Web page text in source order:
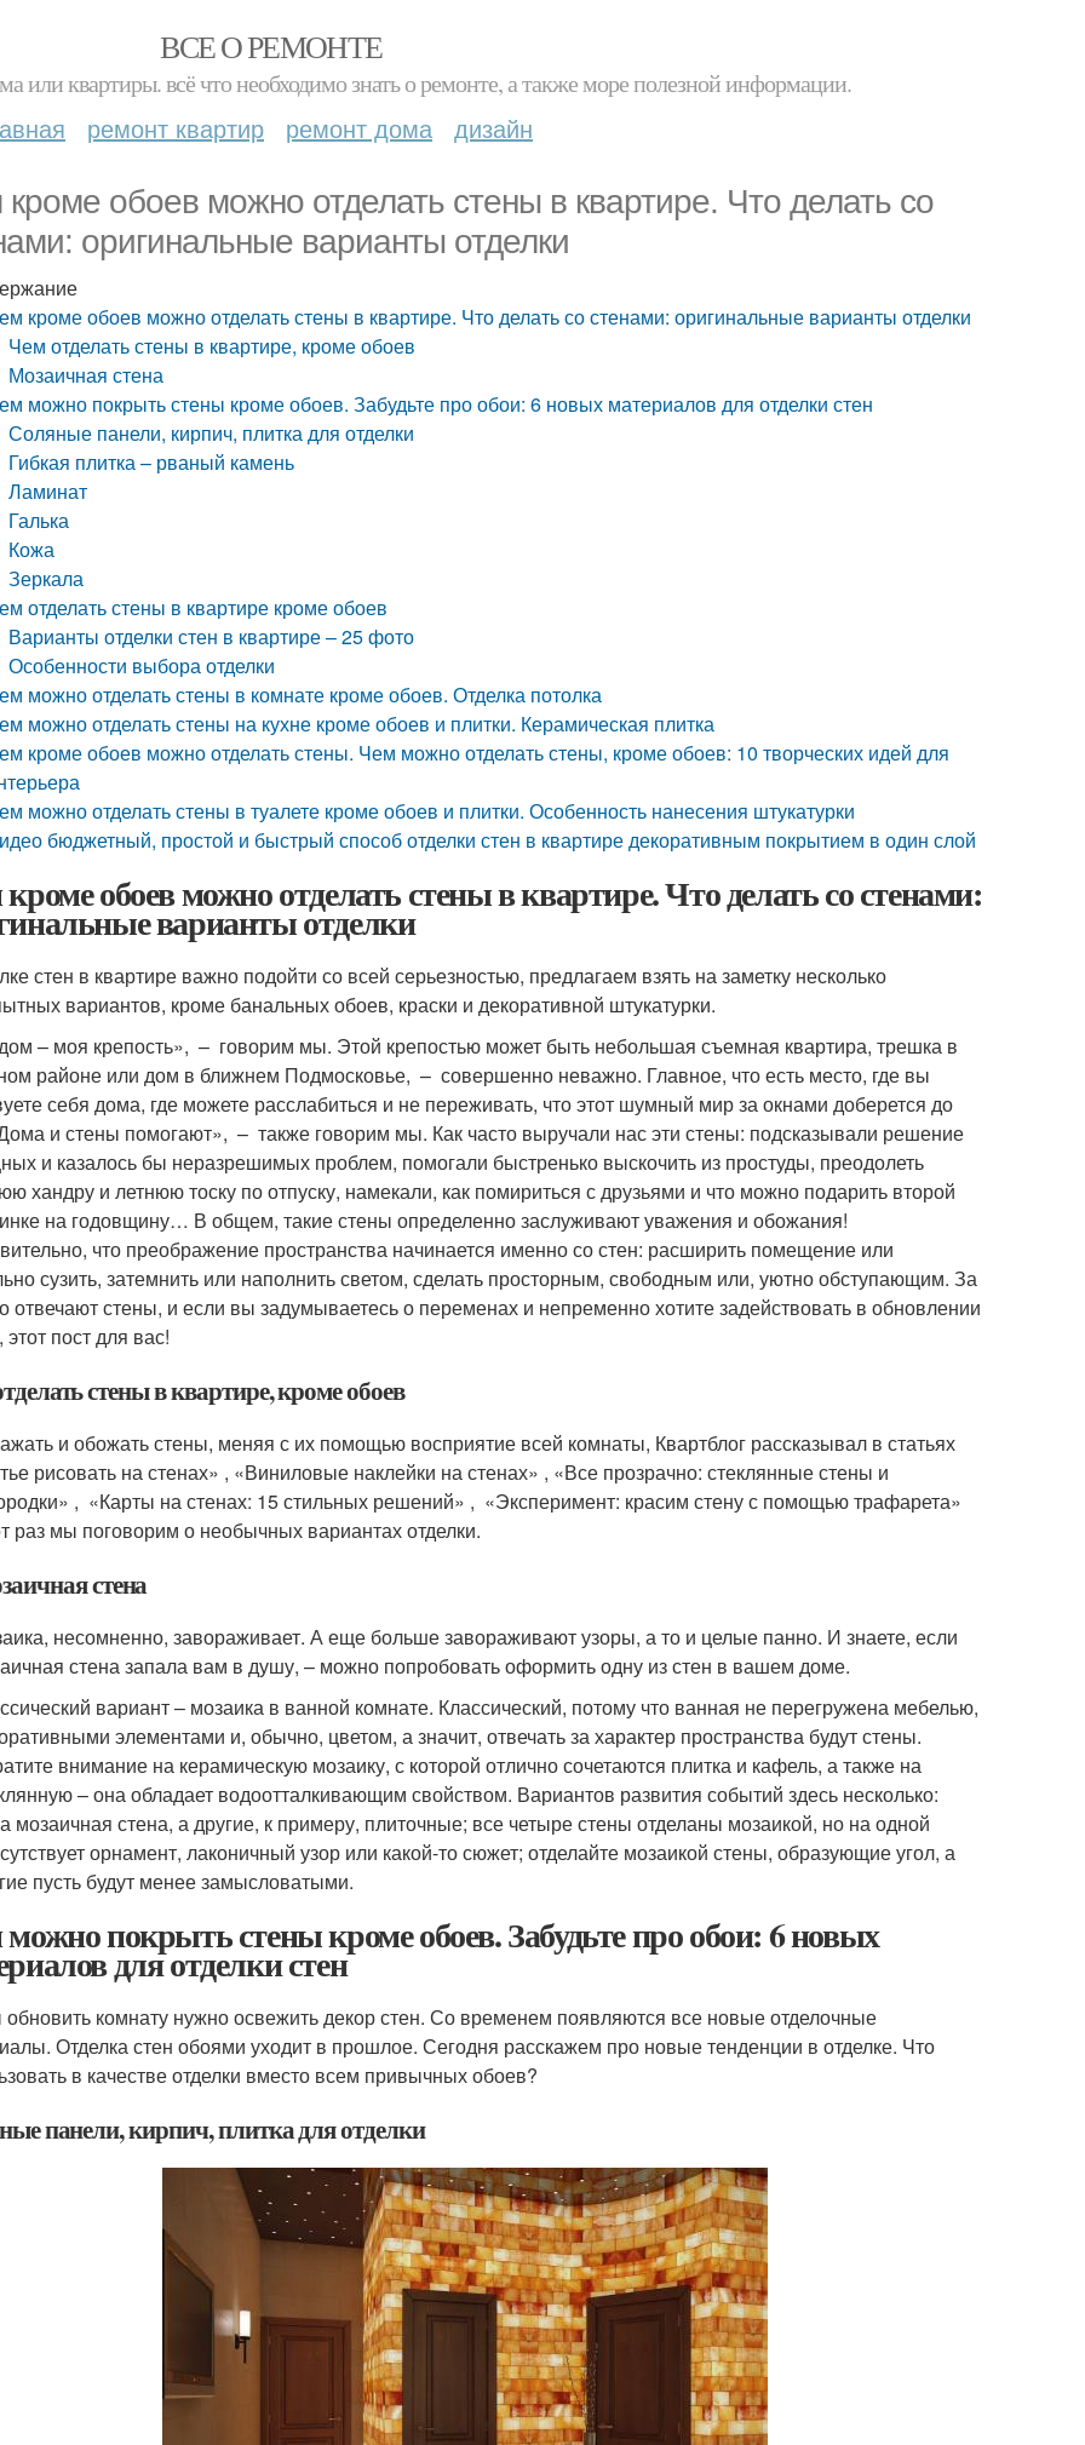
ВСЕ О РЕМОНТЕ
или квартиры. всё что необходимо знать о ремонте, а также море полезной информации.
ремонт квартир ремонт дома дизайн
обоев можно отделать стены в квартире. Что делать со
оригинальные варианты отделки
кроме обоев можно отделать стены в квартире. Что делать со стенами: оригинальные варианты отделки
Чем отделать стены в квартире, кроме обоев
Мозаичная стена
можно покрыть стены кроме обоев. Забудьте про обои: 6 новых материалов для отделки стен
Соляные панели, кирпич, плитка для отделки
Гибкая плитка – рваный камень
Ламинат
Галька
Кожа
Зеркала
отделать стены в квартире кроме обоев
Варианты отделки стен в квартире – 25 фото
Особенности выбора отделки
можно отделать стены в комнате кроме обоев. Отделка потолка
можно отделать стены на кухне кроме обоев и плитки. Керамическая плитка
кроме обоев можно отделать стены. Чем можно отделать стены, кроме обоев: 10 творческих идей для
можно отделать стены в туалете кроме обоев и плитки. Особенность нанесения штукатурки
бюджетный, простой и быстрый способ отделки стен в квартире декоративным покрытием в один слой
обоев можно отделать стены в квартире. Что делать со стенами:
варианты отделки
стен в квартире важно подойти со всей серьезностью, предлагаем взять на заметку несколько
вариантов, кроме банальных обоев, краски и декоративной штукатурки.
– моя крепость», – говорим мы. Этой крепостью может быть небольшая съемная квартира, трешка в
районе или дом в ближнем Подмосковье, – совершенно неважно. Главное, что есть место, где вы
себя дома, где можете расслабиться и не переживать, что этот шумный мир за окнами доберется до
и стены помогают», – также говорим мы. Как часто выручали нас эти стены: подсказывали решение
и казалось бы неразрешимых проблем, помогали быстренько выскочить из простуды, преодолеть
хандру и летнюю тоску по отпуску, намекали, как помириться с друзьями и что можно подарить второй
на годовщину… В общем, такие стены определенно заслуживают уважения и обожания!
что преображение пространства начинается именно со стен: расширить помещение или
сузить, затемнить или наполнить светом, сделать просторным, свободным или, уютно обступающим. За
отвечают стены, и если вы задумываетесь о переменах и непременно хотите задействовать в обновлении
пост для вас!
стены в квартире, кроме обоев
и обожать стены, меняя с их помощью восприятие всей комнаты, Квартблог рассказывал в статьях
рисовать на стенах» , «Виниловые наклейки на стенах» , «Все прозрачно: стеклянные стены и
, «Карты на стенах: 15 стильных решений» , «Эксперимент: красим стену с помощью трафарета»
раз мы поговорим о необычных вариантах отделки.
стена
несомненно, завораживает. А еще больше завораживают узоры, а то и целые панно. И знаете, если
стена запала вам в душу, – можно попробовать оформить одну из стен в вашем доме.
вариант – мозаика в ванной комнате. Классический, потому что ванная не перегружена мебелью,
элементами и, обычно, цветом, а значит, отвечать за характер пространства будут стены.
внимание на керамическую мозаику, с которой отлично сочетаются плитка и кафель, а также на
– она обладает водоотталкивающим свойством. Вариантов развития событий здесь несколько:
мозаичная стена, а другие, к примеру, плиточные; все четыре стены отделаны мозаикой, но на одной
орнамент, лаконичный узор или какой-то сюжет; отделайте мозаикой стены, образующие угол, а
пусть будут менее замысловатыми.
покрыть стены кроме обоев. Забудьте про обои: 6 новых
для отделки стен
комнату нужно освежить декор стен. Со временем появляются все новые отделочные
Отделка стен обоями уходит в прошлое. Сегодня расскажем про новые тенденции в отделке. Что
в качестве отделки вместо всем привычных обоев?
панели, кирпич, плитка для отделки